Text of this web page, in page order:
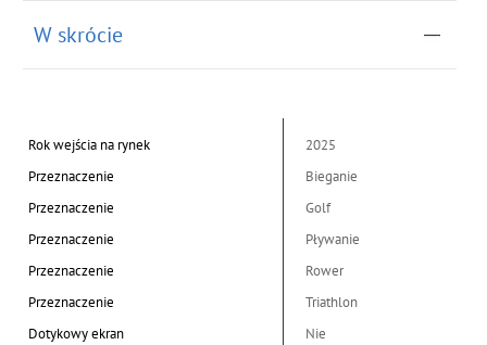
W skrócie
Rok wejścia na rynek
2025
Przeznaczenie
Bieganie
Przeznaczenie
Golf
Przeznaczenie
Pływanie
Przeznaczenie
Rower
Przeznaczenie
Triathlon
Dotykowy ekran
Nie